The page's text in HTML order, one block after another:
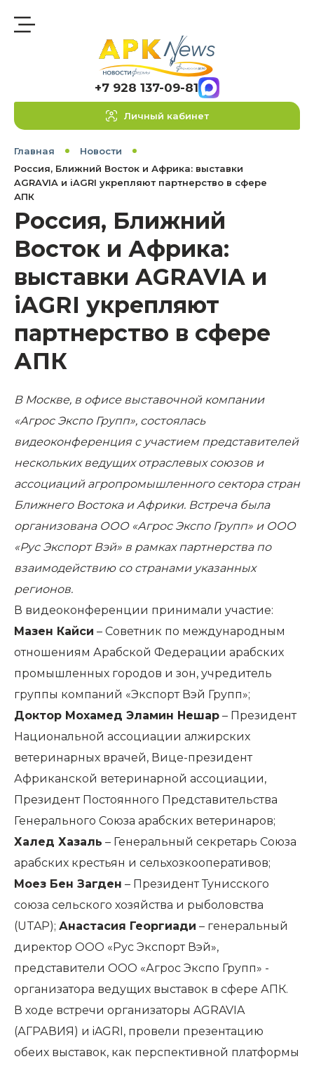
+7 928 137-09-81
Личный кабинет
Главная
Новости
Россия, Ближний Восток и Африка: выставки
AGRAVIA и iAGRI укрепляют партнерство в сфере
АПК
Россия, Ближний
Восток и Африка:
выставки AGRAVIA и
iAGRI укрепляют
партнерство в сфере
АПК
В Москве, в офисе выставочной компании
«Агрос Экспо Групп», состоялась
видеоконференция с участием представителей
нескольких ведущих отраслевых союзов и
ассоциаций агропромышленного сектора стран
Ближнего Востока и Африки. Встреча была
организована ООО «Агрос Экспо Групп» и ООО
«Рус Экспорт Вэй» в рамках партнерства по
взаимодействию со странами указанных
регионов.
В видеоконференции принимали участие:
Мазен Кайси – Советник по международным
отношениям Арабской Федерации арабских
промышленных городов и зон, учредитель
группы компаний «Экспорт Вэй Групп»;
Доктор Мохамед Эламин Нешар – Президент
Национальной ассоциации алжирских
ветеринарных врачей, Вице-президент
Африканской ветеринарной ассоциации,
Президент Постоянного Представительства
Генерального Союза арабских ветеринаров;
Халед Хазаль – Генеральный секретарь Союза
арабских крестьян и сельхозкооперативов;
Моез Бен Загден – Президент Тунисского
союза сельского хозяйства и рыболовства
(UTAP); Анастасия Георгиади – генеральный
директор ООО «Рус Экспорт Вэй»,
представители ООО «Агрос Экспо Групп» -
организатора ведущих выставок в сфере АПК.
В ходе встречи организаторы AGRAVIA
(АГРАВИЯ) и iAGRI, провели презентацию
обеих выставок, как перспективной платформы